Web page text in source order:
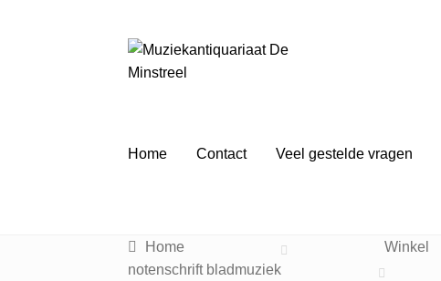
Ga
door
Ga
naar
Home Contact Veel gestelde vragen
Home Winkel
notenschrift bladmuziek